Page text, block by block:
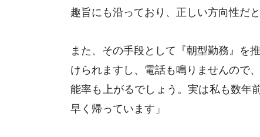
趣旨にも沿っており、正しい方向性だと
また、その手段として『朝型勤務』を
けられますし、電話も鳴りませんので
能率も上がるでしょう。実は私も数年
早く帰っています」